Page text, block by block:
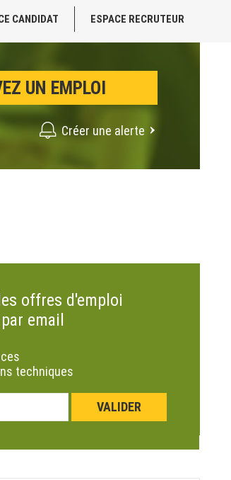
CANDIDAT ESPACE RECRUTEUR
Créer une alerte
offres d'emploi
email
techniques